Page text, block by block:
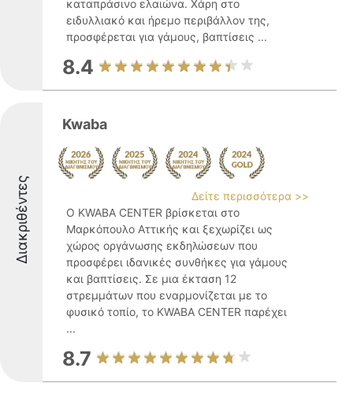
καταπράσινο ελαιώνα. Χάρη στο
ειδυλλιακό και ήρεμο περιβάλλον της,
προσφέρεται για γάμους, βαπτίσεις ...
8.4
Διακριθέντες
Kwaba
Δείτε περισσότερα >>
Ο KWABA CENTER βρίσκεται στο
Μαρκόπουλο Αττικής και ξεχωρίζει ως
χώρος οργάνωσης εκδηλώσεων που
προσφέρει ιδανικές συνθήκες για γάμους
και βαπτίσεις. Σε μια έκταση 12
στρεμμάτων που εναρμονίζεται με το
φυσικό τοπίο, το KWABA CENTER παρέχει
...
8.7